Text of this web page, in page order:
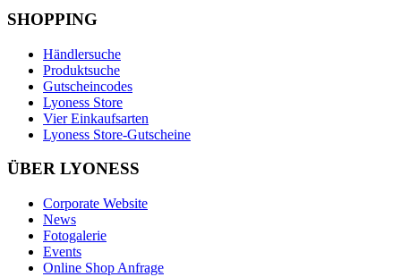
SHOPPING
Händlersuche
Produktsuche
Gutscheincodes
Lyoness Store
Vier Einkaufsarten
Lyoness Store-Gutscheine
ÜBER LYONESS
Corporate Website
News
Fotogalerie
Events
Online Shop Anfrage